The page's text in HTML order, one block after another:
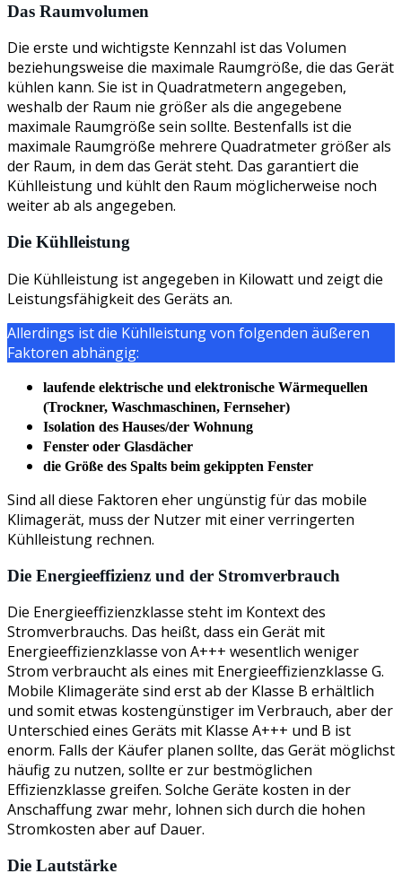
Das Raumvolumen
Die erste und wichtigste Kennzahl ist das Volumen
beziehungsweise die maximale Raumgröße, die das Gerät
kühlen kann. Sie ist in Quadratmetern angegeben,
weshalb der Raum nie größer als die angegebene
maximale Raumgröße sein sollte. Bestenfalls ist die
maximale Raumgröße mehrere Quadratmeter größer als
der Raum, in dem das Gerät steht. Das garantiert die
Kühlleistung und kühlt den Raum möglicherweise noch
weiter ab als angegeben.
Die Kühlleistung
Die Kühlleistung ist angegeben in Kilowatt und zeigt die
Leistungsfähigkeit des Geräts an.
Allerdings ist die Kühlleistung von folgenden äußeren
Faktoren abhängig:
laufende elektrische und elektronische Wärmequellen
(Trockner, Waschmaschinen, Fernseher)
Isolation des Hauses/der Wohnung
Fenster oder Glasdächer
die Größe des Spalts beim gekippten Fenster
Sind all diese Faktoren eher ungünstig für das mobile
Klimagerät, muss der Nutzer mit einer verringerten
Kühlleistung rechnen.
Die Energieeffizienz und der Stromverbrauch
Die Energieeffizienzklasse steht im Kontext des
Stromverbrauchs. Das heißt, dass ein Gerät mit
Energieeffizienzklasse von A+++ wesentlich weniger
Strom verbraucht als eines mit Energieeffizienzklasse G.
Mobile Klimageräte sind erst ab der Klasse B erhältlich
und somit etwas kostengünstiger im Verbrauch, aber der
Unterschied eines Geräts mit Klasse A+++ und B ist
enorm. Falls der Käufer planen sollte, das Gerät möglichst
häufig zu nutzen, sollte er zur bestmöglichen
Effizienzklasse greifen. Solche Geräte kosten in der
Anschaffung zwar mehr, lohnen sich durch die hohen
Stromkosten aber auf Dauer.
Die Lautstärke